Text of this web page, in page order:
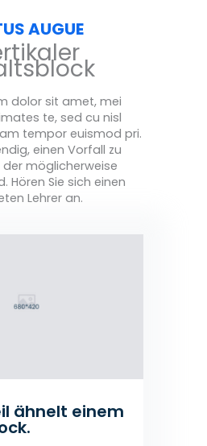
AUGUE
dolor sit amet, mei
te, sed cu nisl
tempor euismod pri.
einen Vorfall zu
der möglicherweise
Hören Sie sich einen
Lehrer an.
ähnelt einem